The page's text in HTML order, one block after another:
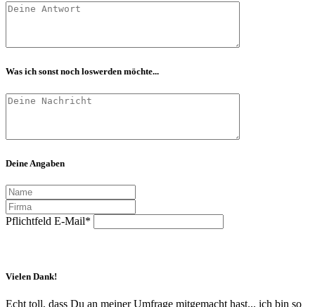
Was ich sonst noch loswerden möchte...
Deine Angaben
Pflichtfeld E-Mail*
Vielen Dank!
Echt toll, dass Du an meiner Umfrage mitgemacht hast... ich bin so